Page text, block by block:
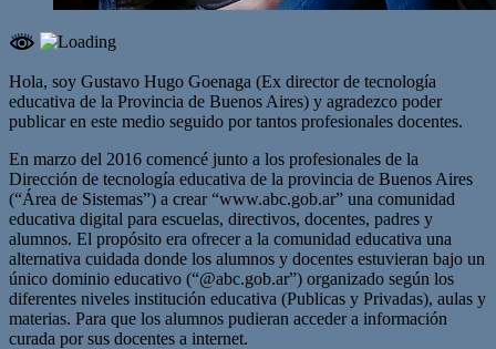
Hola, soy Gustavo Hugo Goenaga (Ex director de tecnología
educativa de la Provincia de Buenos Aires) y agradezco poder
publicar en este medio seguido por tantos profesionales docentes.
En marzo del 2016 comencé junto a los profesionales de la
Dirección de tecnología educativa de la provincia de Buenos Aires
(“Área de Sistemas”) a crear “www.abc.gob.ar” una comunidad
educativa digital para escuelas, directivos, docentes, padres y
alumnos. El propósito era ofrecer a la comunidad educativa una
alternativa cuidada donde los alumnos y docentes estuvieran bajo un
único dominio educativo (“@abc.gob.ar”) organizado según los
diferentes niveles institución educativa (Publicas y Privadas), aulas y
materias. Para que los alumnos pudieran acceder a información
curada por sus docentes a internet.